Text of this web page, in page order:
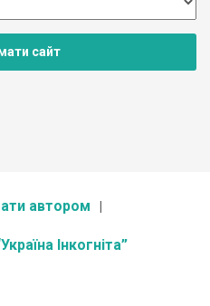
сайт
автором
Інкогніта”